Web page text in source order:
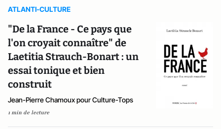
ATLANTI-CULTURE
"De la France - Ce pays que
l'on croyait connaître" de
Laetitia Strauch-Bonart : un
essai tonique et bien
construit
Jean-Pierre Chamoux pour Culture-Tops
1 min de lecture